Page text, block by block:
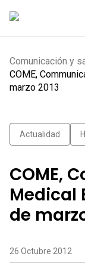
Comunicación y
COME,
marzo 2013
Actualidad
COME,
Medical
de
26 Octubre 2012